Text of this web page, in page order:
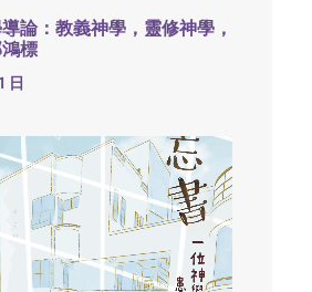
論：教義神學，靈修神學，
標
日